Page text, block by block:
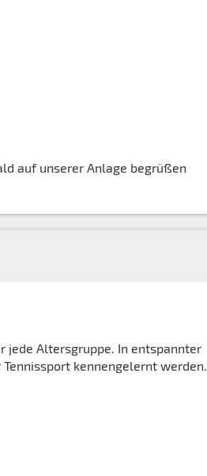
auf unserer Anlage begrüßen
jede Altersgruppe. In entspannter
kennengelernt werden.